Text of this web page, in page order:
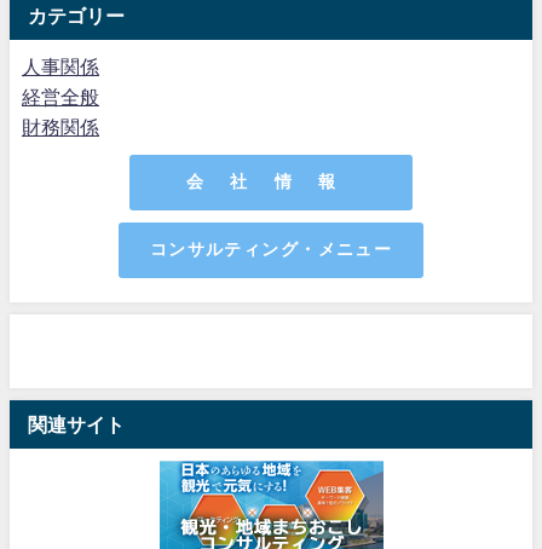
カテゴリー
人事関係
経営全般
財務関係
会 社 情 報
コンサルティング・メニュー
関連サイト